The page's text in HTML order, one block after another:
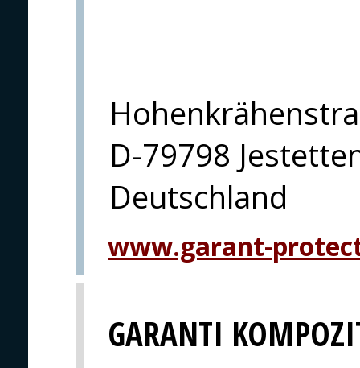
D-79798
Deutschland
www.garant-
GARANTI